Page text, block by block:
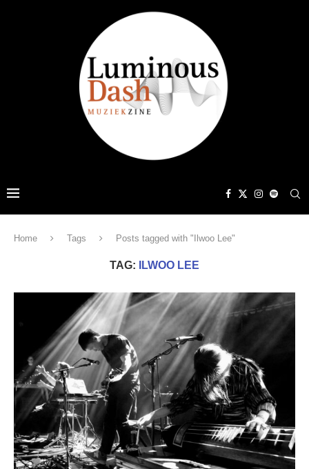
Home Tags Posts tagged with "Ilwoo Lee"
TAG: ILWOO LEE